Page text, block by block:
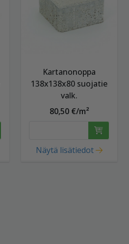
Kartanonoppa
138x138x80 suojatie
valk.
80,50 €/m²
Näytä lisätiedot